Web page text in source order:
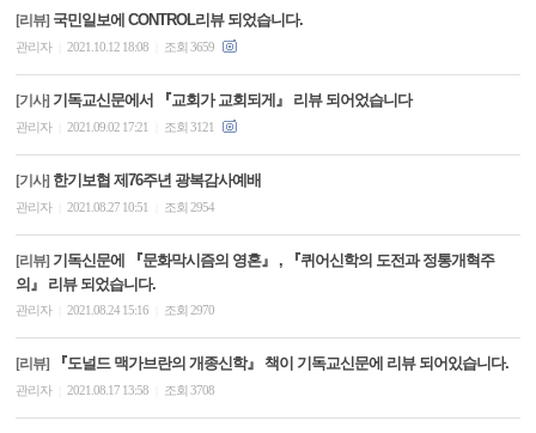
[리뷰] 국민일보에 CONTROL리뷰 되었습니다.
관리자 2021.10.12 18:08 조회 3659
[기사] 기독교신문에서 『교회가 교회되게』 리뷰 되어었습니다
관리자 2021.09.02 17:21 조회 3121
[기사] 한기보협 제76주년 광복감사예배
관리자 2021.08.27 10:51 조회 2954
[리뷰] 기독신문에 『문화막시즘의 영혼』 , 『퀴어신학의 도전과 정통개혁주
의』 리뷰 되었습니다.
관리자 2021.08.24 15:16 조회 2970
[리뷰] 『도널드 맥가브란의 개종신학』 책이 기독교신문에 리뷰 되어있습니다.
관리자 2021.08.17 13:58 조회 3708